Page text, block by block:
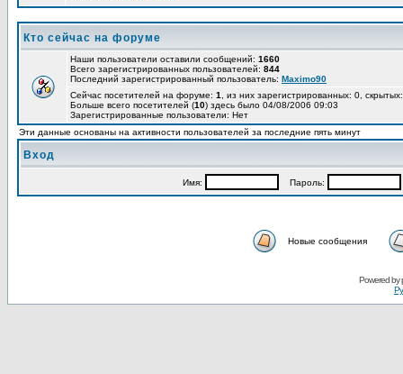
Кто сейчас на форуме
Наши пользователи оставили сообщений: 1660
Всего зарегистрированных пользователей: 844
Последний зарегистрированный пользователь: Maximo90
Сейчас посетителей на форуме: 1
, из них зарегистрированных: 0,
Больше всего посетителей (10) здесь было 04/08/2006 09:03
Зарегистрированные пользователи: Нет
Эти данные основаны на активности пользователей за последние пять минут
Вход
Имя: Пароль:
Новые сообщения
Powered by